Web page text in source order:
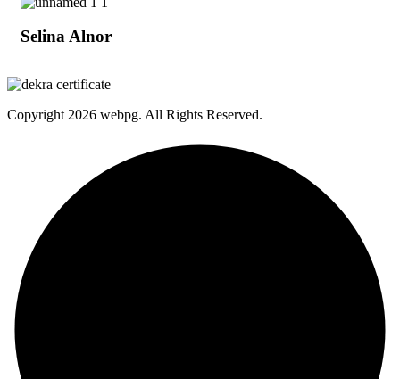
Selina Alnor
Copyright 2026 webpg. All Rights Reserved.